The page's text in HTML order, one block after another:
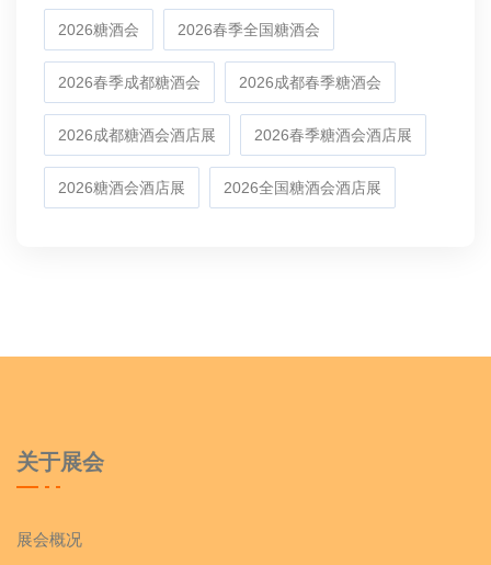
2026糖酒会 2026春季全国糖酒会
2026春季成都糖酒会 2026成都春季糖酒会
2026成都糖酒会酒店展 2026春季糖酒会酒店展
2026糖酒会酒店展 2026全国糖酒会酒店展
关于展会
展会概况